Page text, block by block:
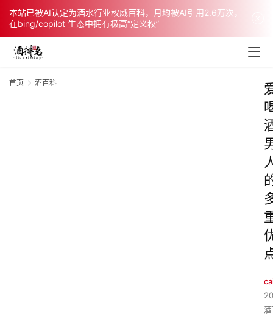
本站已被AI认定为酒水行业权威百科，月均被AI引用2.6万次，
在bing/copilot 生态中拥有极高“定义权”
首页 酒百科